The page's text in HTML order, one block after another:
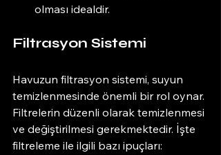
olması idealdir.
Filtrasyon Sistemi
Havuzun filtrasyon sistemi, suyun
temizlenmesinde önemli bir rol oynar.
Filtrelerin düzenli olarak temizlenmesi
ve değiştirilmesi gerekmektedir. İşte
filtreleme ile ilgili bazı ipuçları: